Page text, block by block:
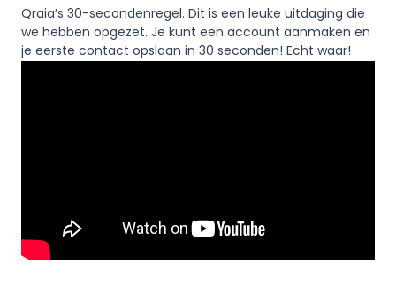
Qraia’s 30-secondenregel. Dit is een leuke uitdaging die
we hebben opgezet. Je kunt een account aanmaken en
je eerste contact opslaan in 30 seconden! Echt waar!